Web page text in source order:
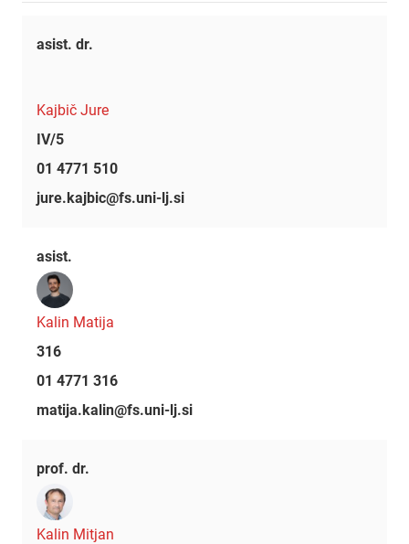
asist. dr.
Kajbič Jure
IV/5
01 4771 510
jure.kajbic@fs.uni-lj.si
asist.
Kalin Matija
316
01 4771 316
matija.kalin@fs.uni-lj.si
prof. dr.
Kalin Mitjan